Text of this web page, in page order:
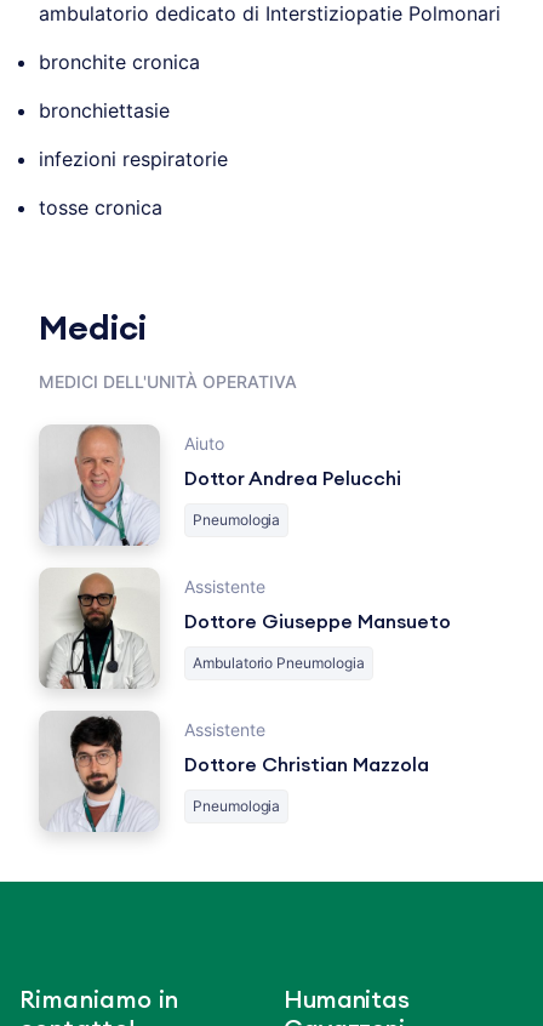
ambulatorio dedicato di Interstiziopatie Polmonari
bronchite cronica
bronchiettasie
infezioni respiratorie
tosse cronica
Medici
MEDICI DELL'UNITÀ OPERATIVA
Aiuto
Dottor Andrea Pelucchi
Pneumologia
Assistente
Dottore Giuseppe Mansueto
Ambulatorio Pneumologia
Assistente
Dottore Christian Mazzola
Pneumologia
Rimaniamo in
Humanitas